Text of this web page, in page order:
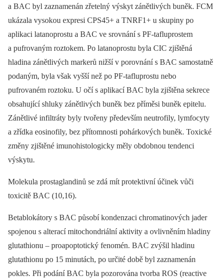
a BAC byl zaznamenán zřetelný výskyt zánětlivých buněk. FCM
ukázala vysokou expresi CPS45+ a TNRF1+ u skupiny po
aplikaci latanoprostu a BAC ve srovnání s PF-tafluprostem
a pufrovaným roztokem. Po latanoprostu byla CIC zjištěná
hladina zánětlivých markerů nižší v porovnání s BAC samostatně
podaným, byla však vyšší než po PF-tafluprostu nebo
pufrovaném roztoku. U očí s aplikací BAC byla zjištěna sekrece
obsahující shluky zánětlivých buněk bez příměsi buněk epitelu.
Zánětlivé infiltráty byly tvořeny především neutrofily, lymfocyty
a zřídka eosinofily, bez přítomnosti pohárkových buněk. Toxické
změny zjištěné imunohistologicky měly obdobnou tendenci
výskytu.
Molekula prostaglandinů se zdá mít protektivní účinek vůči
toxicitě BAC (10,16).
Betablokátory s BAC působí kondenzaci chromatinových jader
spojenou s alterací mitochondriální aktivity a ovlivněním hladiny
glutathionu –⁠ proapoptotický fenomén. BAC zvýšil hladinu
glutathionu po 15 minutách, po určité době byl zaznamenán
pokles. Při podání BAC byla pozorována tvorba ROS (reactive